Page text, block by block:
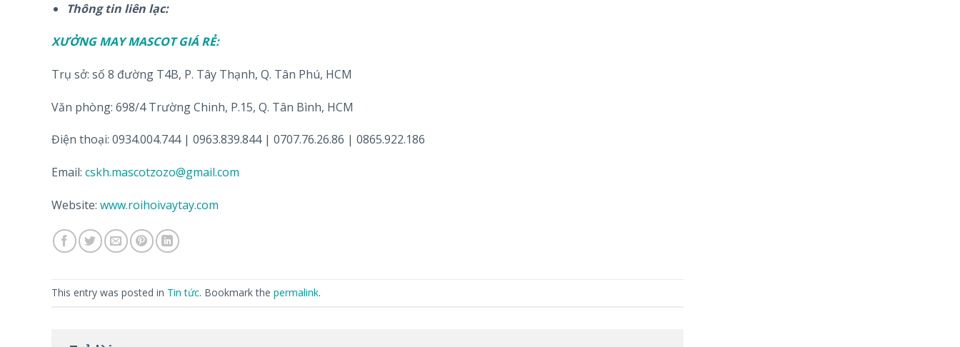
Thông tin liên lạc:
XƯỞNG MAY MASCOT GIÁ RẺ:
Trụ sở: số 8 đường T4B, P. Tây Thạnh, Q. Tân Phú, HCM
Văn phòng: 698/4 Trường Chinh, P.15, Q. Tân Bình, HCM
Điện thoại: 0934.004.744 | 0963.839.844 | 0707.76.26.86 | 0865.922.186
Email: cskh.mascotzozo@gmail.com
Website: www.roihoivaytay.com
This entry was posted in Tin tức. Bookmark the permalink.